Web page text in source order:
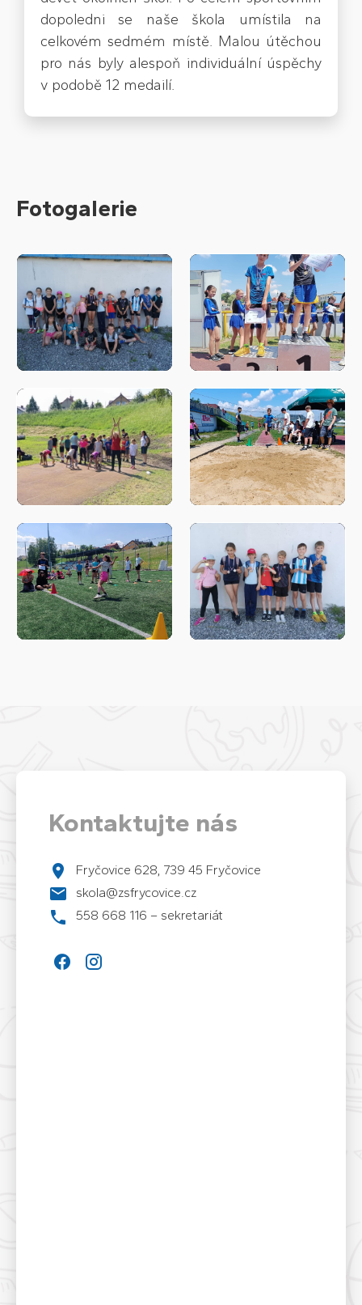
dopoledni se naše škola umístila na
celkovém sedmém místě. Malou útěchou
pro nás byly alespoň individuální úspěchy
v podobě 12 medailí.
Fotogalerie
Kontaktujte nás
Fryčovice 628, 739 45 Fryčovice
skola@zsfrycovice.cz
558 668 116 – sekretariát